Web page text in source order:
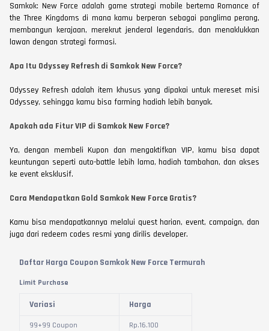
Samkok: New Force adalah game strategi mobile bertema Romance of
the Three Kingdoms di mana kamu berperan sebagai panglima perang,
membangun kerajaan, merekrut jenderal legendaris, dan menaklukkan
lawan dengan strategi formasi.
Apa Itu Odyssey Refresh di Samkok New Force?
Odyssey Refresh adalah item khusus yang dipakai untuk mereset misi
Odyssey, sehingga kamu bisa farming hadiah lebih banyak.
Apakah ada Fitur VIP di Samkok New Force?
Ya, dengan membeli Kupon dan mengaktifkan VIP, kamu bisa dapat
keuntungan seperti auto-battle lebih lama, hadiah tambahan, dan akses
ke event eksklusif.
Cara Mendapatkan Gold Samkok New Force Gratis?
Kamu bisa mendapatkannya melalui quest harian, event, campaign, dan
juga dari redeem codes resmi yang dirilis developer.
Daftar Harga Coupon Samkok New Force Termurah
Limit Purchase
Variasi Harga
99+99 Coupon Rp.16.100